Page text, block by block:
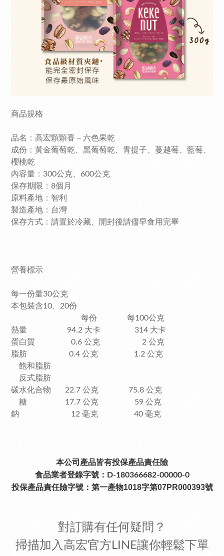
商品規格
品名：高宏顆顆香－六色果乾
成份：黃金葡萄乾、黑葡萄乾、青提子、蔓越莓、藍莓、
櫻桃乾
內容量：300公克、600公克
保存期限：8個月
原料產地：智利
製造產地：台灣
保存方式：請置於冷藏、開封後請儘早食用完畢
營養標示
每一份量30公克
本包裝含10、20份
每份 每100公克
熱量 94.2 大卡 314 大卡
蛋白質 0.6 公克 2 公克
脂肪 0.4 公克 1.2 公克
飽和脂肪
反式脂肪
碳水化合物 22.7 公克 75.8 公克
糖 17.7 公克 59 公克
鈉 12 毫克 40 毫克
本公司產品皆有投保產品責任險
食品業者登錄字號：D-180366682-00000-0
投保產品責任險字號： 第一產物1018字第07PR000393號
對訂購有任何疑問？
掃描加入高宏官方LINE讓你輕鬆下單